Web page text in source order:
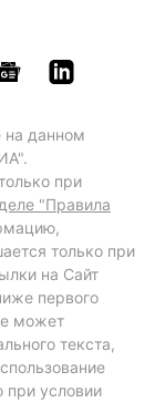
на данном
при
"Правила
только при
на Сайт
первого
может
текста,
при условии